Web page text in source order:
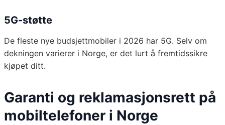
5G-støtte
De fleste nye budsjettmobiler i 2026 har 5G. Selv om
dekningen varierer i Norge, er det lurt å fremtidssikre
kjøpet ditt.
Garanti og reklamasjonsrett på
mobiltelefoner i Norge